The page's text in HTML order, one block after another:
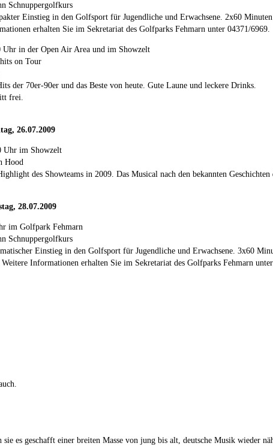
Schnuppergolfkurs
Einstieg in den Golfsport für Jugendliche und Erwachsene. 2x60
erhalten Sie im Sekretariat des Golfparks Fehmarn unter 04371/6969.
Uhr in der Open Air Area und im Showzelt
on Tour
der 70er-90er und das Beste von heute. Gute Laune und leckere Drinks.
frei.
26.07.2009
Uhr im Showzelt
Hood
des Showteams in 2009. Das Musical nach den bekannten
28.07.2009
im Golfpark Fehmarn
Schnuppergolfkurs
Einstieg in den Golfsport für Jugendliche und Erwachsene. 3x60
Informationen erhalten Sie im Sekretariat des Golfparks Fehmarn
es geschafft einer breiten Masse von jung bis alt, deutsche Musik wieder